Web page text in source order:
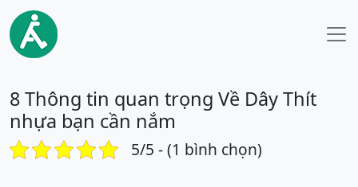
8 Thông tin quan trọng Về Dây Thít
nhựa bạn cần nắm
5/5 - (1 bình chọn)